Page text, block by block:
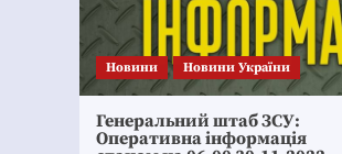
Новини Новини України
Генеральний штаб ЗСУ:
Оперативна інформація